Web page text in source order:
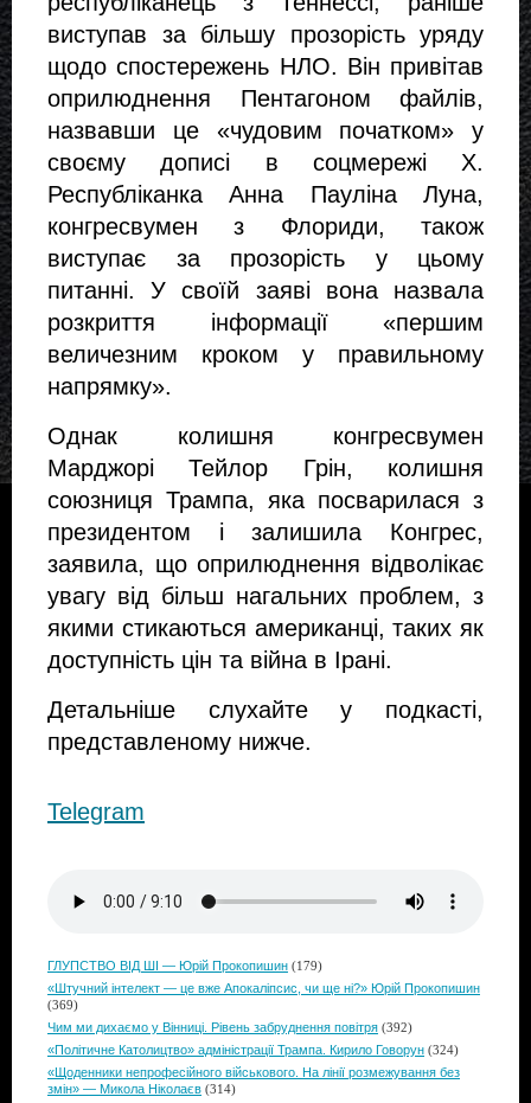
виступав за більшу прозорість уряду
щодо спостережень НЛО. Він привітав
оприлюднення Пентагоном файлів,
назвавши це «чудовим початком» у
своєму дописі в соцмережі X.
Республіканка Анна Пауліна Луна,
конгресвумен з Флориди, також
виступає за прозорість у цьому
питанні. У своїй заяві вона назвала
розкриття інформації «першим
величезним кроком у правильному
напрямку».
Однак колишня конгресвумен
Марджорі Тейлор Грін, колишня
союзниця Трампа, яка посварилася з
президентом і залишила Конгрес,
заявила, що оприлюднення відволікає
увагу від більш нагальних проблем, з
якими стикаються американці, таких як
доступність цін та війна в Ірані.
Детальніше слухайте у подкасті,
представленому нижче.
Telegram
ГЛУПСТВО ВІД ШІ — Юрій Прокопишин (179)
«Штучний інтелект — це вже Апокаліпсис, чи ще ні?» Юрій Прокопишин
(369)
Чим ми дихаємо у Вінниці. Рівень забруднення повітря (392)
«Політичне Католицтво» адміністрації Трампа. Кирило Говорун (324)
«Щоденники непрофесійного військового. На лінії розмежування без
змін» — Микола Ніколаєв (314)